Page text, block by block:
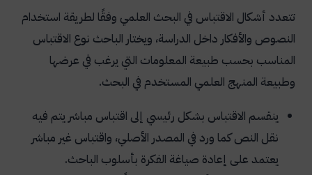
تتعدد أشكال الاقتباس في البحث العلمي وفقًا لطريقة استخدام
النصوص والأفكار داخل الدراسة، ويختار الباحث نوع الاقتباس
المناسب بحسب طبيعة المعلومات التي يرغب في عرضها
وطبيعة المنهج العلمي المستخدم في البحث.
ينقسم الاقتباس بشكل رئيسي إلى اقتباس مباشر يتم فيه
نقل النص كما ورد في المصدر الأصلي، واقتباس غير مباشر
يعتمد على إعادة صياغة الفكرة بأسلوب الباحث.